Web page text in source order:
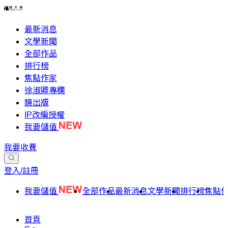
最新消息
文學新聞
全部作品
排行榜
焦點作家
徐淑卿專欄
鏡出版
IP改編授權
我要儲值
我要收費
登入/註冊
我要儲值 全部作品最新消息文學新聞排行榜焦點
首頁